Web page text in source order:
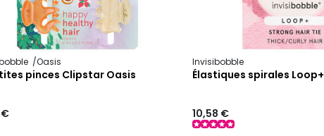
Oasis
pinces Clipstar Oasis
€
Invisibobble
Élastiques spirales Loop+
10,58 €